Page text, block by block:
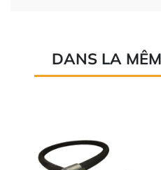
DANS LA